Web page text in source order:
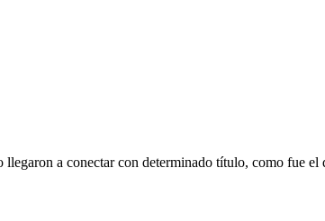
a conectar con determinado título, como fue